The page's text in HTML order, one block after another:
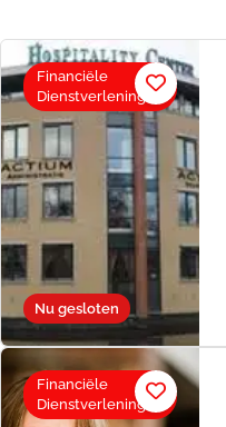
Nu gesloten
Financiële
Dienstverlening
Financiële
Dienstverlening